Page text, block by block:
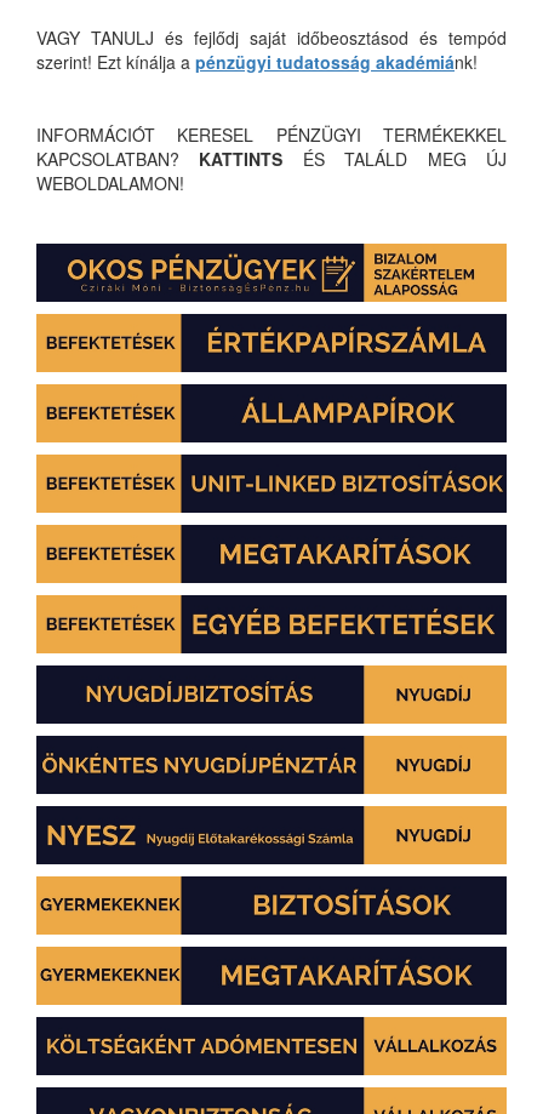
VAGY TANULJ és fejlődj saját időbeosztásod és tempód
szerint! Ezt kínálja a pénzügyi tudatosság akadémiánk!
INFORMÁCIÓT KERESEL PÉNZÜGYI TERMÉKEKKEL
KAPCSOLATBAN? KATTINTS ÉS TALÁLD MEG ÚJ
WEBOLDALAMON!